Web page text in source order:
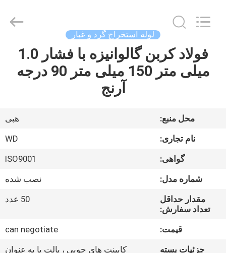
خانه
درباره
کارخانه
TRADE
CO.,LTD.
Reserved.
لوله استخراج گرد و غبار
فولاد کربن گالوانیزه با فشار 1.0
میلی متر 150 میلی متر 90 درجه
آرنج
محل منبع:
هبی
نام تجاری:
WD
گواهی:
ISO9001
شماره مدل:
نصب شده
مقدار حداقل
تعداد سفارش:
50 عدد
قیمت:
can negotiate
جزئیات بسته
کابینت های چوبی ، پالت یا به عنوان